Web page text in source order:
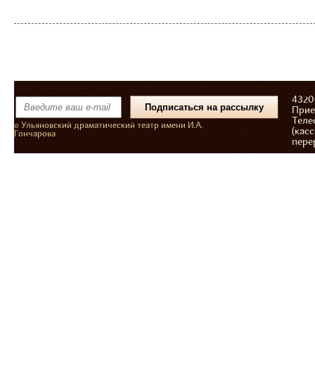
© Ульяновский драматический театр имени И.А.
Гончарова